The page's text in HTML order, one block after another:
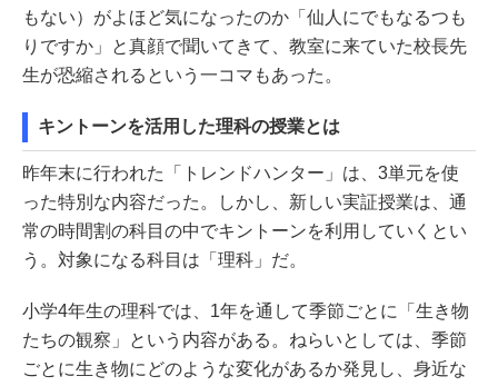
もない）がよほど気になったのか「仙人にでもなるつも
りですか」と真顔で聞いてきて、教室に来ていた校長先
生が恐縮されるという一コマもあった。
キントーンを活用した理科の授業とは
昨年末に行われた「トレンドハンター」は、3単元を使
った特別な内容だった。しかし、新しい実証授業は、通
常の時間割の科目の中でキントーンを利用していくとい
う。対象になる科目は「理科」だ。
小学4年生の理科では、1年を通して季節ごとに「生き物
たちの観察」という内容がある。ねらいとしては、季節
ごとに生き物にどのような変化があるか発見し、身近な